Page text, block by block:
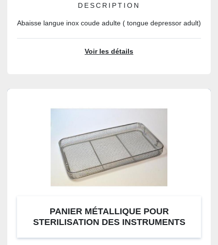
DESCRIPTION
Abaisse langue inox coude adulte ( tongue depressor adult)
Voir les détails
PANIER MÉTALLIQUE POUR
STERILISATION DES INSTRUMENTS